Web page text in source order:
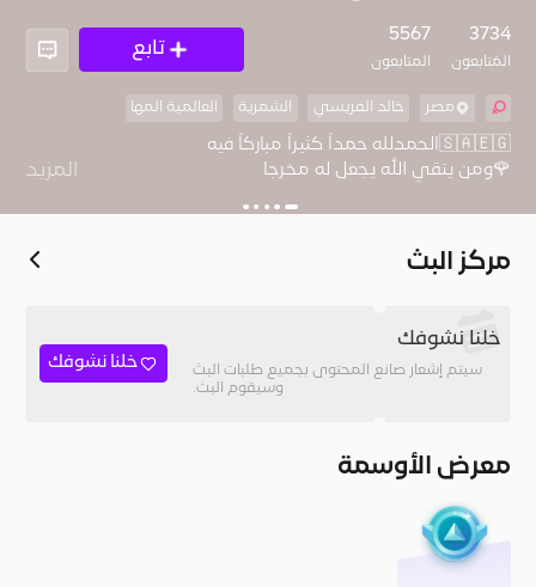
3734
المُتابعون
5567
المتابعون
تابع
مصر خالد الفريسي الشمرية العالمية المها
💔ابي اغلي ما فقدت💔
المزيد
مركز البث
خلنا نشوفك
سيتم إشعار صانع المحتوى بجميع طلبات البث
وسيقوم البث.
خلنا نشوفك
معرض الأوسمة